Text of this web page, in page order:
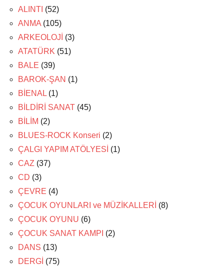
ALINTI (52)
ANMA (105)
ARKEOLOJİ (3)
ATATÜRK (51)
BALE (39)
BAROK-ŞAN (1)
BİENAL (1)
BİLDİRİ SANAT (45)
BİLİM (2)
BLUES-ROCK Konseri (2)
ÇALGI YAPIM ATÖLYESİ (1)
CAZ (37)
CD (3)
ÇEVRE (4)
ÇOCUK OYUNLARI ve MÜZİKALLERİ (8)
ÇOCUK OYUNU (6)
ÇOCUK SANAT KAMPI (2)
DANS (13)
DERGİ (75)